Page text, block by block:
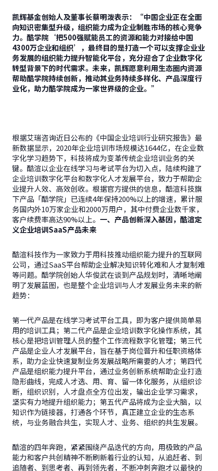
凯辉基金创始人及董事长蔡明泼表示：“中国企业正在全面
向知识密集型升级，组织能力成为企业制胜市场的核心竞争
力。酷学院‘把500强赋能员工的资源和能力对接给中国
4300万企业和组织’，最终目的是打造一个可以支撑企业业
务发展的组织能力提升智能化平台，充分迎合了企业数字化
转型背景下的时代需求。未来，凯辉愿意利用生态圈内资源
帮助酷学院持续创新，推动其业务持续多样化、产品深度行
业化，助力酷学院成为一家世界级的企业。”
根据艾瑞咨询近日公布的《中国企业培训行业研究报告》最
新数据显示，2020年企业培训市场规模达1644亿，在企业数
字化学习趋势下，科技将成为变革传统企业培训业务的关
键。酷渲以企业在线学习与考试平台为切入点，陆续构建了
企业培训数字化平台和数字化人才发展平台，致力于帮助企
业提升人效、高效创收。根据官方提供的信息，酷渲科技旗
下产品「酷学院」已连续4年保持200%以上的增速，累计服
务国内外10万家企业和2000万用户，其中付费企业数千家，
客户续费率高达90%以上。 一、产品创新深入基因，酷渲定
义企业培训SaaS产品未来
酷渲科技作为一家致力于用科技推动组织能力提升的互联网
公司，通过SaaS平台帮助企业解决知识转化难和人才复制难
等问题。酷学院创始人华俊武在谈到产品规划时，清晰地阐
明了发展蓝图，也是整个企业培训与人才发展业务未来的新
趋势：
第一代产品是在线学习考试平台工具，即为客户提供简单易
用的培训工具；第二代产品是企业培训数字化操作系统，其
核心是把培训管理人员的整个工作流程数字化管理；第三代
产品是企业人才发展平台，旨在基于岗位晋升和任职资格体
系，助力企业快速复制业务发展战略所需要的人才；第四代
产品是组织能力提升平台，通过业务创新系统帮助企业打造
隐形曲线，完成人才选、用、育、留一体化服务，从组织诊
断，组织识别，人才盘点全方位出发，输出企业学习需求，
坚实有力地提升组织能力；第五代产品将成为企业大脑，以
知识作为链接器，打通各个环节，真正建立企业的生态系
统，与业务融合共生，实现人才、业务、组织的共生发展。
酷渲的四年奔跑，紧紧围绕产品迭代的方向，用极致的产品
能力和客户共创精神不断刷新着行业的认知，从追赶者、到
追随者、到思考者、再到领先者，不断冲刺奔跑才以最快的